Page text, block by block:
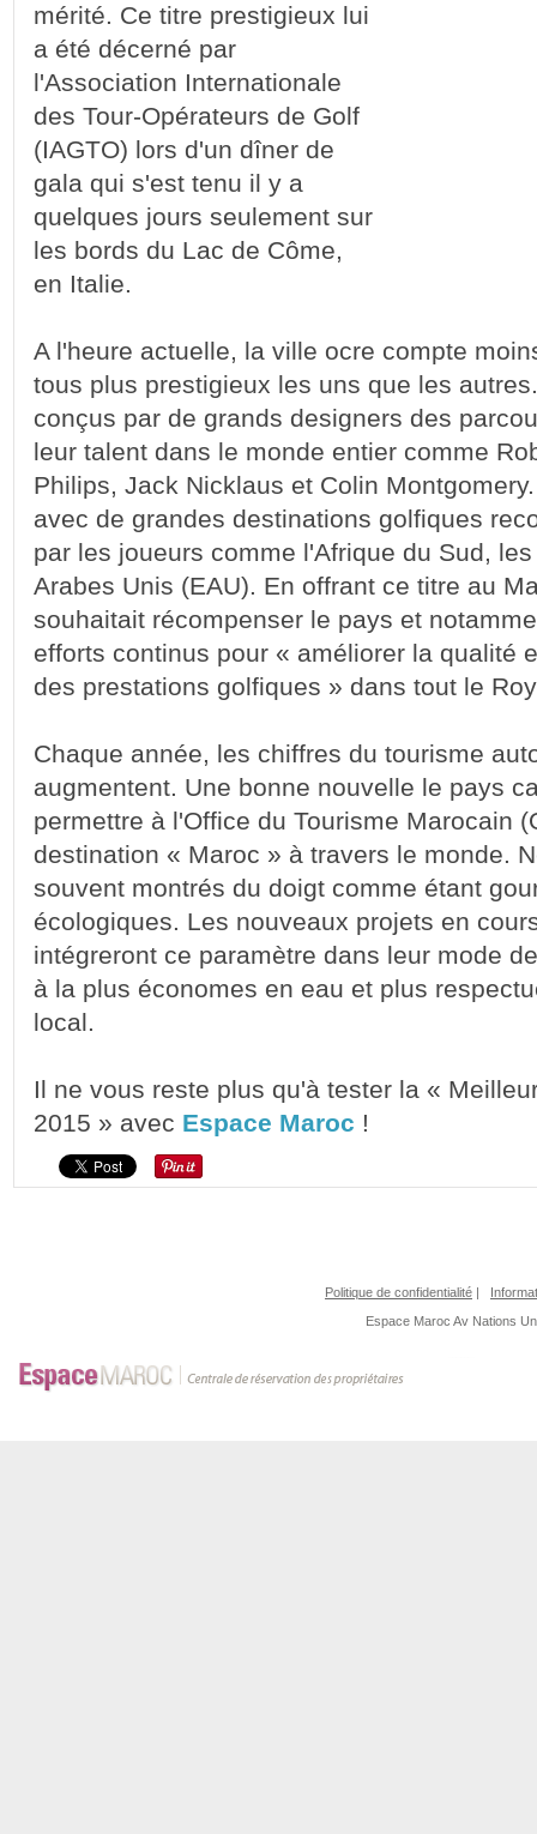
mérité. Ce titre prestigieux lui
a été décerné par
l'Association Internationale
des Tour-Opérateurs de Golf
(IAGTO) lors d'un dîner de
gala qui s'est tenu il y a
quelques jours seulement sur
les bords du Lac de Côme,
en Italie.
A l'heure actuelle, la ville ocre compte
tous plus prestigieux les uns que les
conçus par de grands designers des
leur talent dans le monde entier comme
Philips, Jack Nicklaus et Colin
avec de grandes destinations golfiques
par les joueurs comme l'Afrique du Sud,
Arabes Unis (EAU). En offrant ce titre au
souhaitait récompenser le pays et
efforts continus pour « améliorer la qualité
des prestations golfiques » dans tout le
Chaque année, les chiffres du tourisme
augmentent. Une bonne nouvelle le pays
permettre à l'Office du Tourisme Marocain
destination « Maroc » à travers le monde.
souvent montrés du doigt comme étant
écologiques. Les nouveaux projets en
intégreront ce paramètre dans leur mode
à la plus économes en eau et plus
local.
Il ne vous reste plus qu'à tester la «
2015 » avec Espace Maroc !
Politique de confidentialité |
Espace Maroc Av Nations